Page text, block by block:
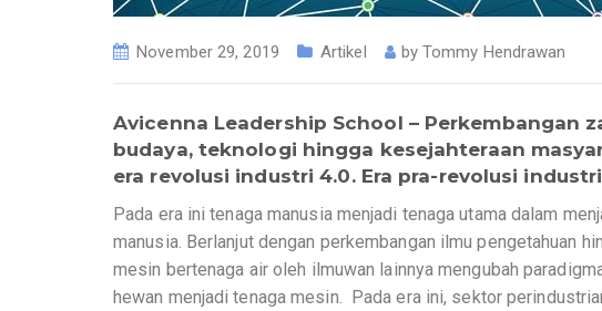
November 29, 2019 Artikel byTommy Hendrawan
Avicenna Leadership School – Perkembangan
budaya, teknologi hingga kesejahteraan
era revolusi industri 4.0. Era pra-revolusi
Pada era ini tenaga manusia menjadi tenaga utama dalam
manusia. Berlanjut dengan perkembangan ilmu pengetahuan
mesin bertenaga air oleh ilmuwan lainnya mengubah
hewan menjadi tenaga mesin. Pada era ini, sektor